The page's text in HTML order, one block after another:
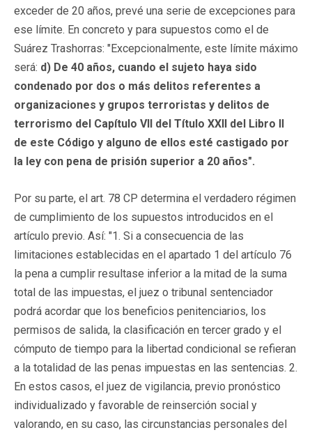
exceder de 20 años, prevé una serie de excepciones para
ese límite. En concreto y para supuestos como el de
Suárez Trashorras: "Excepcionalmente, este límite máximo
será: d) De 40 años, cuando el sujeto haya sido
condenado por dos o más delitos referentes a
organizaciones y grupos terroristas y delitos de
terrorismo del Capítulo VII del Título XXII del Libro II
de este Código y alguno de ellos esté castigado por
la ley con pena de prisión superior a 20 años".
Por su parte, el art. 78 CP determina el verdadero régimen
de cumplimiento de los supuestos introducidos en el
artículo previo. Así: "1. Si a consecuencia de las
limitaciones establecidas en el apartado 1 del artículo 76
la pena a cumplir resultase inferior a la mitad de la suma
total de las impuestas, el juez o tribunal sentenciador
podrá acordar que los beneficios penitenciarios, los
permisos de salida, la clasificación en tercer grado y el
cómputo de tiempo para la libertad condicional se refieran
a la totalidad de las penas impuestas en las sentencias. 2.
En estos casos, el juez de vigilancia, previo pronóstico
individualizado y favorable de reinserción social y
valorando, en su caso, las circunstancias personales del